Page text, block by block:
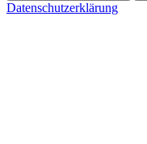
Datenschutzerklärung